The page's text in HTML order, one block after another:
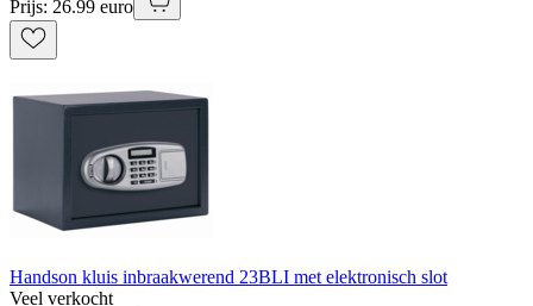
Prijs: 26.99 euro
Handson kluis inbraakwerend 23BLI met elektronisch slot
Veel verkocht